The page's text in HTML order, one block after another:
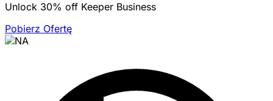
Unlock 30% off Keeper Business
Pobierz Ofertę